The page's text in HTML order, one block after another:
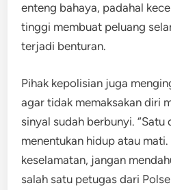
enteng bahaya, padahal
tinggi membuat peluang
terjadi benturan.
Pihak kepolisian juga
agar tidak memaksakan diri
sinyal sudah berbunyi. “Satu
menentukan hidup atau
keselamatan, jangan
salah satu petugas dari